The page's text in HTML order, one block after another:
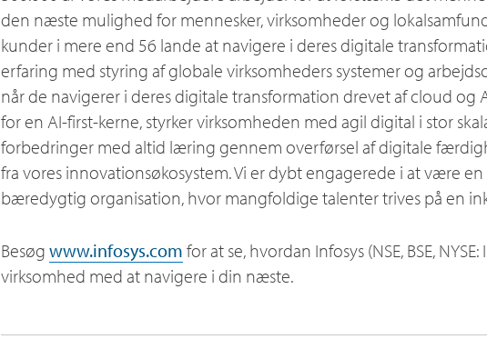
den næste mulighed for mennesker, virksomheder og
kunder i mere end 56 lande at navigere i deres digitale
erfaring med styring af globale virksomheders systemer og
når de navigerer i deres digitale transformation drevet af cloud og
for en AI-first-kerne, styrker virksomheden med agil digital i stor
forbedringer med altid læring gennem overførsel af digitale
fra vores innovationsøkosystem. Vi er dybt engagerede i at være
bæredygtig organisation, hvor mangfoldige talenter trives på en
Besøg www.infosys.com for at se, hvordan Infosys (NSE, BSE,
virksomhed med at navigere i din næste.